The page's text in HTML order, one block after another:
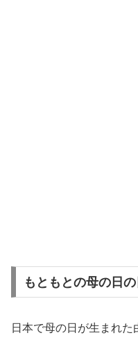
もともとの母の日
日本で母の日が生まれ